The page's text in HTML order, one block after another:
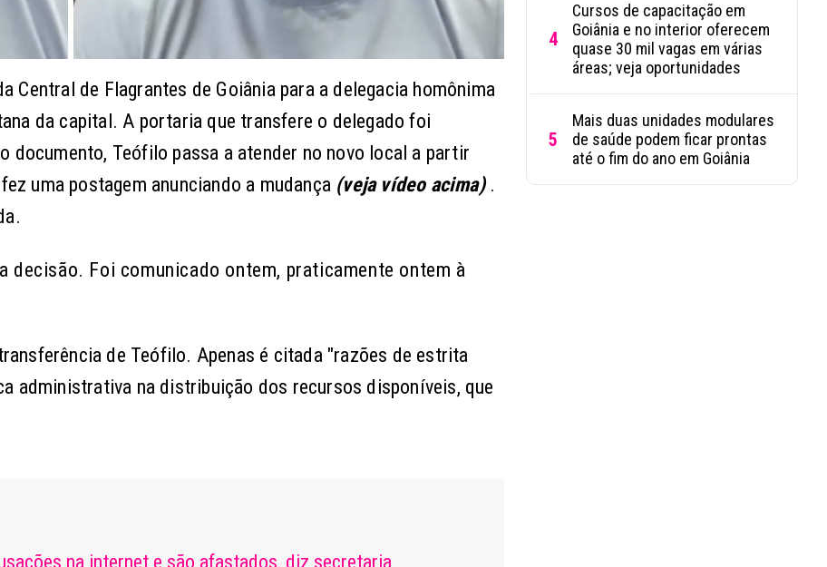
de Flagrantes de Goiânia para a delegacia homônima
da capital. A portaria que transfere o delegado foi
documento, Teófilo passa a atender no novo local a partir
uma postagem anunciando a mudança (veja vídeo acima).
decisão. Foi comunicado ontem, praticamente ontem à
de Teófilo. Apenas é citada "razões de estrita
administrativa na distribuição dos recursos disponíveis, que
na internet e são afastados, diz secretaria
4
Cursos de capacitação em
Goiânia e no interior oferecem
quase 30 mil vagas em várias
áreas; veja oportunidades
5
Mais duas unidades modulares
de saúde podem ficar prontas
até o fim do ano em Goiânia